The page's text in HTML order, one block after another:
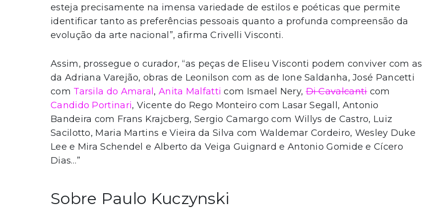
esteja precisamente na imensa variedade de estilos e poéticas que permite
identificar tanto as preferências pessoais quanto a profunda compreensão da
evolução da arte nacional”, afirma Crivelli Visconti.
Assim, prossegue o curador, “as peças de Eliseu Visconti podem conviver com as
da Adriana Varejão, obras de Leonilson com as de Ione Saldanha, José Pancetti
com Tarsila do Amaral , Anita Malfatti com Ismael Nery,Di Cavalcanticom
Candido Portinari, Vicente do Rego Monteiro com Lasar Segall, Antonio
Bandeira com Frans Krajcberg, Sergio Camargo com Willys de Castro, Luiz
Sacilotto, Maria Martins e Vieira da Silva com Waldemar Cordeiro, Wesley Duke
Lee e Mira Schendel e Alberto da Veiga Guignard e Antonio Gomide e Cícero
Dias…”
Sobre Paulo Kuczynski